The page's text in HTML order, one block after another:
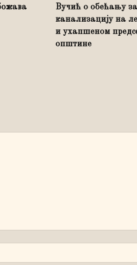
Вучић о обећању за
канализацију на
и ухапшеном
општине